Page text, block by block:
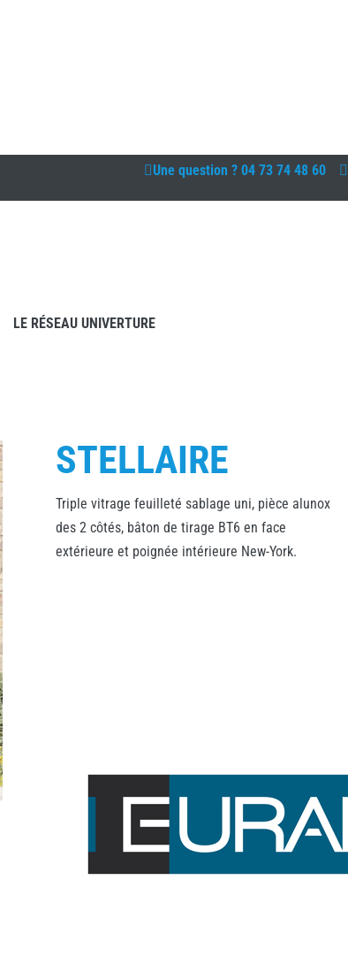
Une question ? 04 73 74 48 60
LE RÉSEAU UNIVERTURE
STELLAIRE
Triple vitrage feuilleté sablage uni, pièce alunox
des 2 côtés, bâton de tirage BT6 en face
extérieure et poignée intérieure New-York.